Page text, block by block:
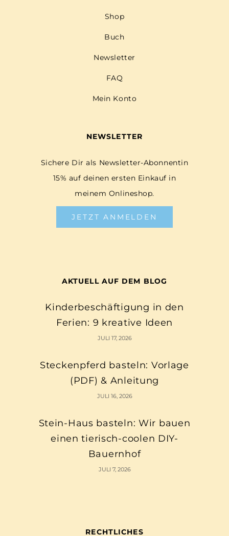
Shop
Buch
Newsletter
FAQ
Mein Konto
NEWSLETTER
Sichere Dir als Newsletter-Abonnentin
15% auf deinen ersten Einkauf in
meinem Onlineshop.
JETZT ANMELDEN
AKTUELL AUF DEM BLOG
Kinderbeschäftigung in den
Ferien: 9 kreative Ideen
JULI 17, 2026
Steckenpferd basteln: Vorlage
(PDF) & Anleitung
JULI 16, 2026
Stein-Haus basteln: Wir bauen
einen tierisch-coolen DIY-
Bauernhof
JULI 7, 2026
RECHTLICHES